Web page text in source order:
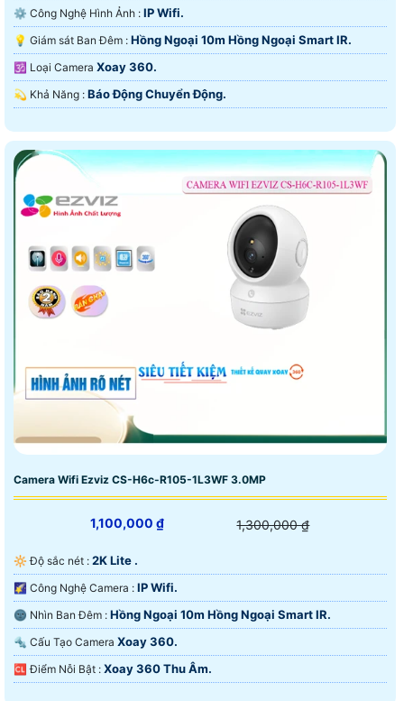
⚙ Công Nghệ Hình Ảnh : IP Wifi.
💡 Giám sát Ban Đêm : Hồng Ngoại 10m Hồng Ngoại Smart IR.
🕉️ Loại Camera Xoay 360.
️💫 Khả Năng : Báo Động Chuyển Động.
Camera Wifi Ezviz CS-H6c-R105-1L3WF 3.0MP
1,100,000 ₫ 1,300,000 ₫
🔆 Độ sắc nét : 2K Lite .
🌠 Công Nghệ Camera : IP Wifi.
🌚 Nhìn Ban Đêm : Hồng Ngoại 10m Hồng Ngoại Smart IR.
🔩 Cấu Tạo Camera Xoay 360.
️🆑 Điểm Nỗi Bật : Xoay 360 Thu Âm.